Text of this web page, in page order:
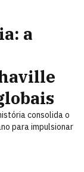
a
consolida o
para impulsionar